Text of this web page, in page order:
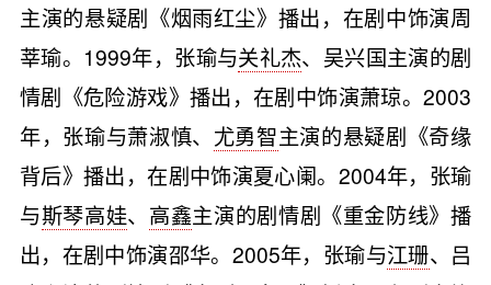
主演的悬疑剧《烟雨红尘》播出，在剧中饰演周
莘瑜。1999年，张瑜与关礼杰、吴兴国主演的剧
情剧《危险游戏》播出，在剧中饰演萧琼。2003
年，张瑜与萧淑慎、 尤勇智主演的悬疑剧《奇缘
背后》播出，在剧中饰演夏心阑。2004年，张瑜
与斯琴高娃、 高鑫主演的剧情剧《重金防线》播
出，在剧中饰演邵华。2005年，张瑜与江珊、吕